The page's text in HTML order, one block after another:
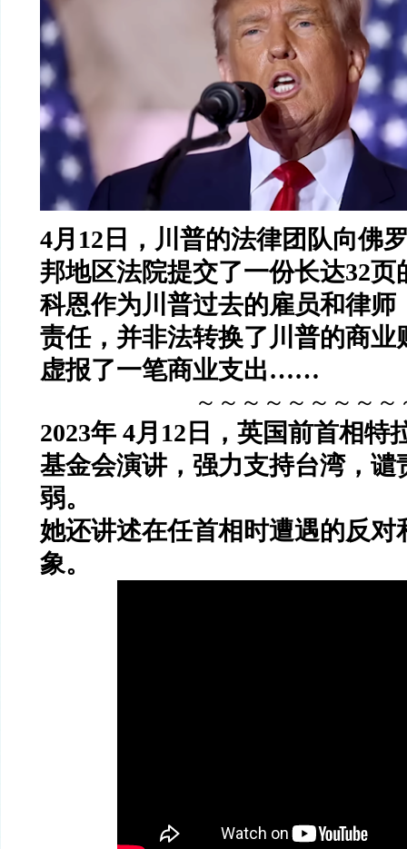
4月 12 日，川普的法律团队向佛
邦地区法院提交了一份长达32页
科恩作为川普过去的雇员和律师
责任，并非法转换了川普的商业
虚报了一笔商业支出……
～～～～～～～～～
2023年 4月 12 日，英国前首相特
基金会演讲，强力支持台湾，谴
弱。
她还讲述在任首相时遭遇的反对
象。